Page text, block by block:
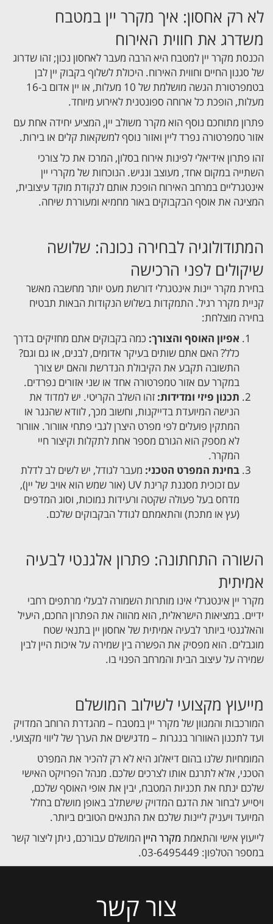
לא רק אחסון: איך מקרר יין במטבח
משדרג את חווית האירוח
הכנסת מקרר יין למטבח היא הרבה מעבר לאחסון נכון; זהו שדרוג
של סגנון החיים וחווית האירוח. היכולת לשלוף בקבוק יין לבן
בטמפרטורת הגשה מושלמת של 10 מעלות, או יין אדום ב-16
מעלות, הופכת כל ארוחה ספונטנית לאירוע מיוחד.
פתרון מתוחכם נוסף הוא מקרר משולב יין, המציע יחידה אחת עם
אזור טמפרטורה נפרד ליין ואזור נוסף למשקאות קלים או בירות.
זהו פתרון אידיאלי לפינות אירוח בסלון, המרכז את כל צורכי
השתייה במקום אחד, מעוצב ונגיש. הנוכחות של מקררי יין
אינטגרליים במרחב האירוח הופכת אותם לנקודת מוקד עיצובית,
המציגה את אוסף הבקבוקים באור מחמיא ומעוררת שיחה.
המתודולוגיה לבחירה נכונה: שלושה
שיקולים לפני הרכישה
בחירת מקרר יינות אינטגרלי דורשת מעט יותר מחשבה מאשר
קניית מקרר רגיל. התמקדות בשלוש הנקודות הבאות תבטיח
בחירה מוצלחת:
אפיון האוסף והצורך: כמה בקבוקים אתם מחזיקים בדרך
כלל? האם אתם שותים בעיקר אדומים, לבנים, או גם וגם?
התשובה תקבע את הקיבולת הנדרשת והאם יש צורך
במקרר עם אזור טמפרטורה אחד או שני אזורים נפרדים.
תכנון פיזי ומדידות: זהו השלב הקריטי. יש למדוד את
הנישה המיועדת בדייקנות, וחשוב מכך, לוודא שהנגר או
המתקין פועלים לפי מפרט היצרן לגבי פתחי אוורור. אוורור
לא מספק הוא הגורם מספר אחת לתקלות וקיצור חיי
המקרר.
בחינת המפרט הטכני: מעבר לגודל, יש לשים לב לדלת
עם זכוכית מסננת קרינת UV (אור שמש הוא אויב של יין),
מדחס בעל פעולה שקטה ורעידות נמוכות, וסוג המדפים
(עץ או מתכת) והתאמתם לגודל הבקבוקים שלכם.
השורה התחתונה: פתרון אלגנטי לבעיה
אמיתית
מקרר יין אינטגרלי אינו מותרות השמורה לבעלי מרתפים רחבי
ידיים. במציאות הישראלית, הוא מהווה את הפתרון החכם, היעיל
והאלגנטי ביותר לבעיה אמיתית של אחסון יין בתנאי שטח
מוגבלים. הוא מפסיק את הפשרה בין שמירה על איכות היין לבין
שמירה על עיצוב הבית והמרחב הפנוי בו.
מייעוץ מקצועי לשילוב המושלם
המורכבות והמגוון של מקרר יין במטבח – מהגדרת הרוחב המדויק
ועד לתכנון האוורור בנגרות – מדגישים את הערך של ליווי מקצועי.
המומחיות שלנו בהום דיאלוג היא לא רק להכיר את המפרט
הטכני, אלא לתרגם אותו לצרכים שלכם. מנהל הפרויקט האישי
שלכם ינתח את תכניות המטבח, יבין את אופי האוסף שלכם,
ויסייע לבחור את הדגם המדויק שישתלב באופן מושלם בחלל
המיועד ויעניק ליינות שלכם את התנאים הטובים ביותר.
לייעוץ אישי והתאמת מקרר הייןהמושלם עבורכם, ניתן ליצור קשר
במספר הטלפון: 03-6495449.
צור קשר